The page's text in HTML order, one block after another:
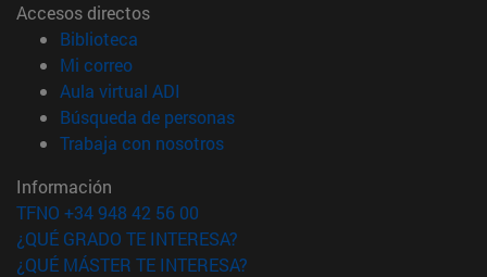
Accesos directos
Biblioteca
Mi correo(abre en nueva ventana)
Aula virtual ADI
Búsqueda de personas(abre en nueva ventana)
Trabaja con nosotros(abre en nueva ventana)
Información
TFNO +34 948 42 56 00
¿QUÉ GRADO TE INTERESA?
¿QUÉ MÁSTER TE INTERESA?